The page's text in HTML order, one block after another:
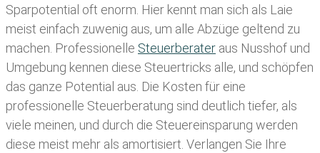
Sparpotential oft enorm. Hier kennt man sich als Laie
meist einfach zuwenig aus, um alle Abzüge geltend zu
machen. Professionelle Steuerberater aus Nusshof und
Umgebung kennen diese Steuertricks alle, und schöpfen
das ganze Potential aus. Die Kosten für eine
professionelle Steuerberatung sind deutlich tiefer, als
viele meinen, und durch die Steuereinsparung werden
diese meist mehr als amortisiert. Verlangen Sie Ihre